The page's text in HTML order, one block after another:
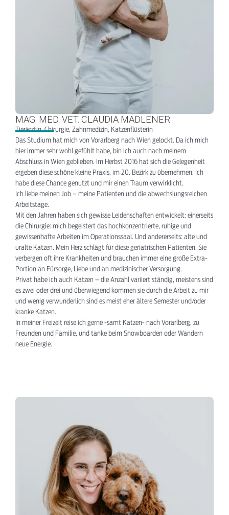
MAG. MED. VET. CLAUDIA MADLENER
Tierärztin, Chirurgie, Zahnmedizin, Katzenflüsterin
Das Studium hat mich von Vorarlberg nach Wien gelockt. Da ich mich
hier immer sehr wohl gefühlt habe, bin ich auch nach meinem
Abschluss in Wien geblieben. Im Herbst 2016 hat sich die Gelegenheit
ergeben diese schöne kleine Praxis, im 20. Bezirk zu übernehmen. Ich
habe diese Chance genutzt und mir einen Traum verwirklicht.
Ich liebe meinen Job – meine Patienten und die abwechslungsreichen
Arbeitstage.
Mit den Jahren haben sich gewisse Leidenschaften entwickelt: einerseits
die Chirurgie: mich begeistert das hochkonzentrierte, ruhige und
gewissenhafte Arbeiten im Operationssaal. Und andererseits: alte und
uralte Katzen. Mein Herz schlägt für diese geriatrischen Patienten. Sie
verbergen oft ihre Krankheiten und brauchen immer eine große Extra-
Portion an Fürsorge, Liebe und an medizinischer Versorgung.
Privat habe ich auch Katzen – die Anzahl variiert ständig, meistens sind
es zwei oder drei und überwiegend kommen sie durch die Arbeit zu mir
und wenig verwunderlich sind es meist eher ältere Semester und/oder
kranke Katzen.
In meiner Freizeit reise ich gerne -samt Katzen- nach Vorarlberg, zu
Freunden und Familie, und tanke beim Snowboarden oder Wandern
neue Energie.